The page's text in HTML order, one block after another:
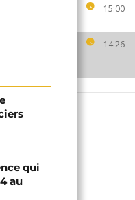
15:00
14:26
qui
au